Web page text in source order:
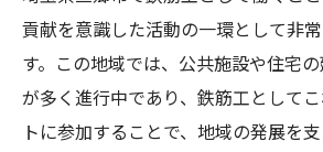
貢献を意識した活動の一環として非
す。この地域では、公共施設や住宅
が多く進行中であり、鉄筋工として
トに参加することで、地域の発展を